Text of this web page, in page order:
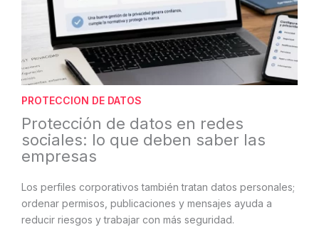
PROTECCION DE DATOS
Protección de datos en redes
sociales: lo que deben saber las
empresas
Los perfiles corporativos también tratan datos personales;
ordenar permisos, publicaciones y mensajes ayuda a
reducir riesgos y trabajar con más seguridad.